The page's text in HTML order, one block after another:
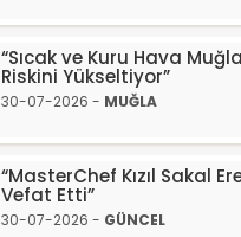
“Sıcak ve Kuru Hava
Riskini Yükseltiyor”
30-07-2026 - MUĞLA
“MasterChef Kızıl Sakal
Vefat Etti”
30-07-2026 - GÜNCEL